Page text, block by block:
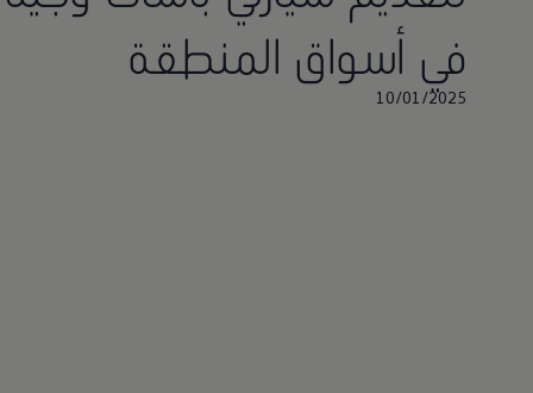
في أسواق المنطقة
10/01/2025